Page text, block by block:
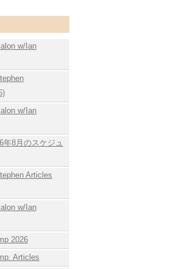
w/Ian
w/Ian
8月のスケジュ
Articles
w/Ian
2026
Articles